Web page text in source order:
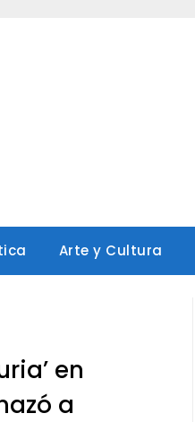
Arte y Cultura
en
a